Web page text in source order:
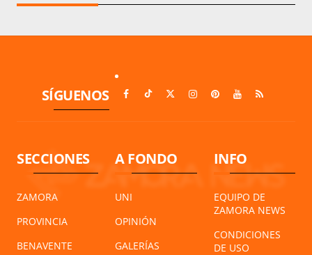
SÍGUENOS
SECCIONES
ZAMORA
PROVINCIA
BENAVENTE
A FONDO
UNI
OPINIÓN
GALERÍAS
INFO
EQUIPO DE
ZAMORA NEWS
CONDICIONES
DE USO